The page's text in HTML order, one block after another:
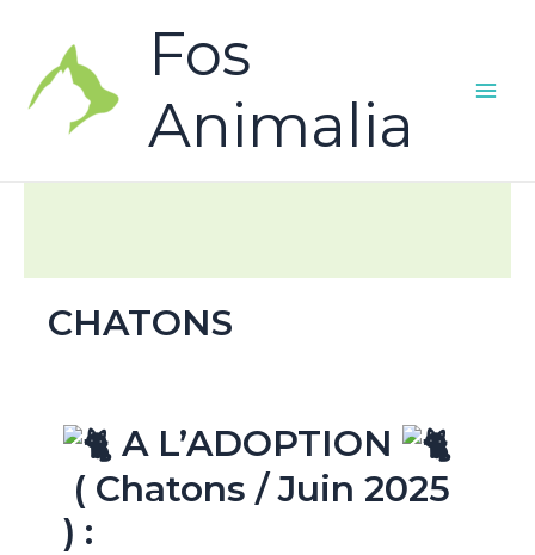
Fos
Animalia
CHATONS
A L’ADOPTION
( Chatons / Juin 2025
) :